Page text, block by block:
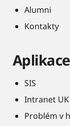
Alumni
Kontakty
SIS
Intranet UK
Problém v